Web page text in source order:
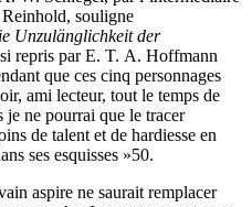
souligne
Unzulänglichkeit der
repris par E. T. A. Hoffmann
que ces cinq personnages
ami lecteur, tout le temps de
je ne pourrai que le tracer
de talent et de hardiesse en
ses esquisses »50.
aspire ne saurait remplacer